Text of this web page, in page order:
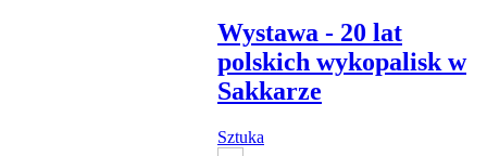
Wystawa - 20 lat
polskich wykopalisk w
Sakkarze
Sztuka